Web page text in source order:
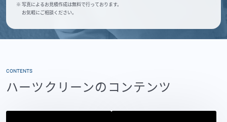
※ 写真によるお見積作成は無料で行っております。
お気軽にご相談ください。
CONTENTS
ハーツクリーンのコンテンツ